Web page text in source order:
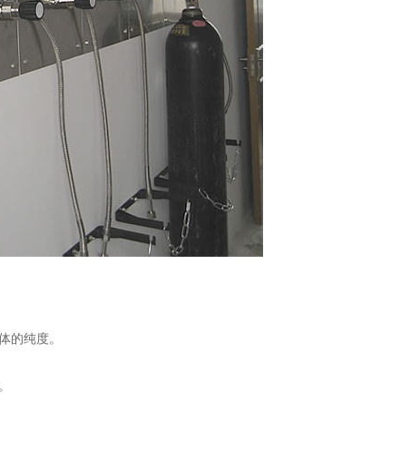
纯度。